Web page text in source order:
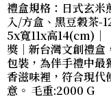
禮盒規格：日式玄米
入/方盒、黑豆穀茶-
5x寬11x高14(cm)｜
獎｜新台灣文創禮盒
包裝，為伴手禮中最
香滋味裡，符合現代
意。 毛重:2000 G